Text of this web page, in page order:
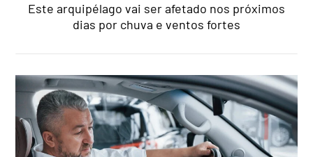
Este arquipélago vai ser afetado nos próximos
dias por chuva e ventos fortes